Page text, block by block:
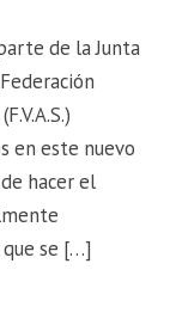
de la Junta
en este nuevo
hacer el
se […]